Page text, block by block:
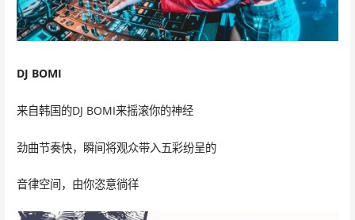
DJ BOMI
来自韩国的DJ BOMI来摇滚你的神经
劲曲节奏快，瞬间将观众带入五彩纷呈的
音律空间，由你恣意徜徉